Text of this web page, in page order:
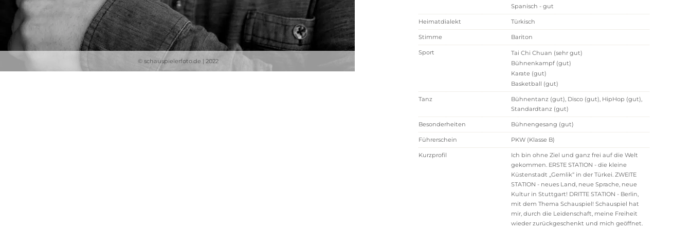
© schauspielerfoto.de | 2022 © schauspielerfoto.de | 2022
Spanisch - gut
Heimatdialekt Türkisch
Stimme Bariton
Sport
Tai Chi Chuan (sehr gut)
Bühnenkampf (gut)
Karate (gut)
Basketball (gut)
Tanz
Bühnentanz (gut), Disco (gut), HipHop (gut),
Standardtanz (gut)
Besonderheiten Bühnengesang (gut)
Führerschein PKW (Klasse B)
Kurzprofil
Ich bin ohne Ziel und ganz frei auf die Welt
gekommen. ERSTE STATION - die kleine
Küstenstadt „Gemlik“ in der Türkei. ZWEITE
STATION - neues Land, neue Sprache, neue
Kultur in Stuttgart! DRITTE STATION - Berlin,
mit dem Thema Schauspiel! Schauspiel hat
mir, durch die Leidenschaft, meine Freiheit
wieder zurückgeschenkt und mich geöffnet.